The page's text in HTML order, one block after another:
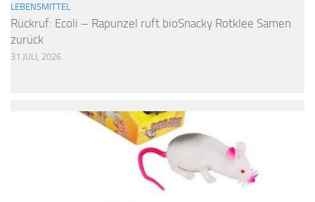
LEBENSMITTEL
Rückruf: Ecoli – Rapunzel ruft bioSnacky Rotklee Samen
zurück
31 JULI, 2026